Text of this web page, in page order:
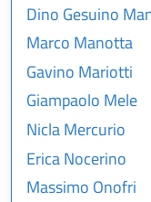
Dino Gesuino
Marco Manotta
Gavino Mariotti
Giampaolo Mele
Nicla Mercurio
Erica Nocerino
Massimo Onofri